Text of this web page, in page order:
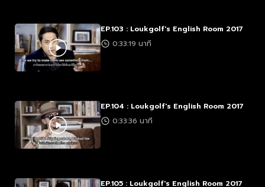
EP.103 : Loukgolf's English Room 2017
0:33:19 นาที
EP.104 : Loukgolf's English Room 2017
0:33:36 นาที
EP.105 : Loukgolf's English Room 2017